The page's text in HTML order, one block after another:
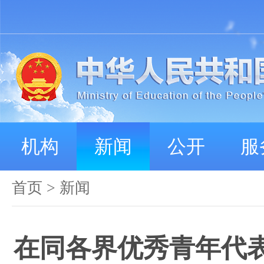
机构 新闻 公开
首页 > 新闻
在同各界优秀青年代